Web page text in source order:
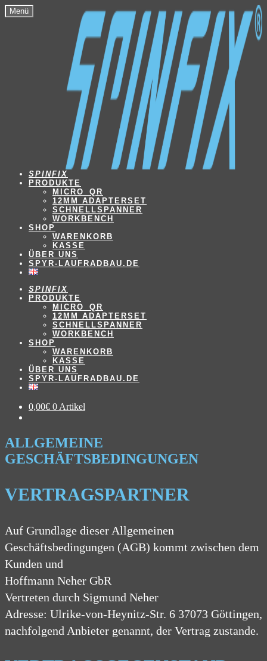
Zur
Navigation
Zum
Inhalt
Menü
SPINFIX
PRODUKTE
MICRO_QR
12MM ADAPTERSET
SCHNELLSPANNER
WORKBENCH
SHOP
WARENKORB
KASSE
ÜBER UNS
SPYR-LAUFRADBAU.DE
SPINFIX
PRODUKTE
MICRO_QR
12MM ADAPTERSET
SCHNELLSPANNER
WORKBENCH
SHOP
WARENKORB
KASSE
ÜBER UNS
SPYR-LAUFRADBAU.DE
0,00€ 0 Artikel
ALLGEMEINE
GESCHÄFTSBEDINGUNGEN
VERTRAGSPARTNER
Auf Grundlage dieser Allgemeinen
Geschäftsbedingungen (AGB) kommt zwischen dem
Kunden und
Hoffmann Neher GbR
Vertreten durch Sigmund Neher
Adresse: Ulrike-von-Heynitz-Str. 6 37073 Göttingen,
nachfolgend Anbieter genannt, der Vertrag zustande.